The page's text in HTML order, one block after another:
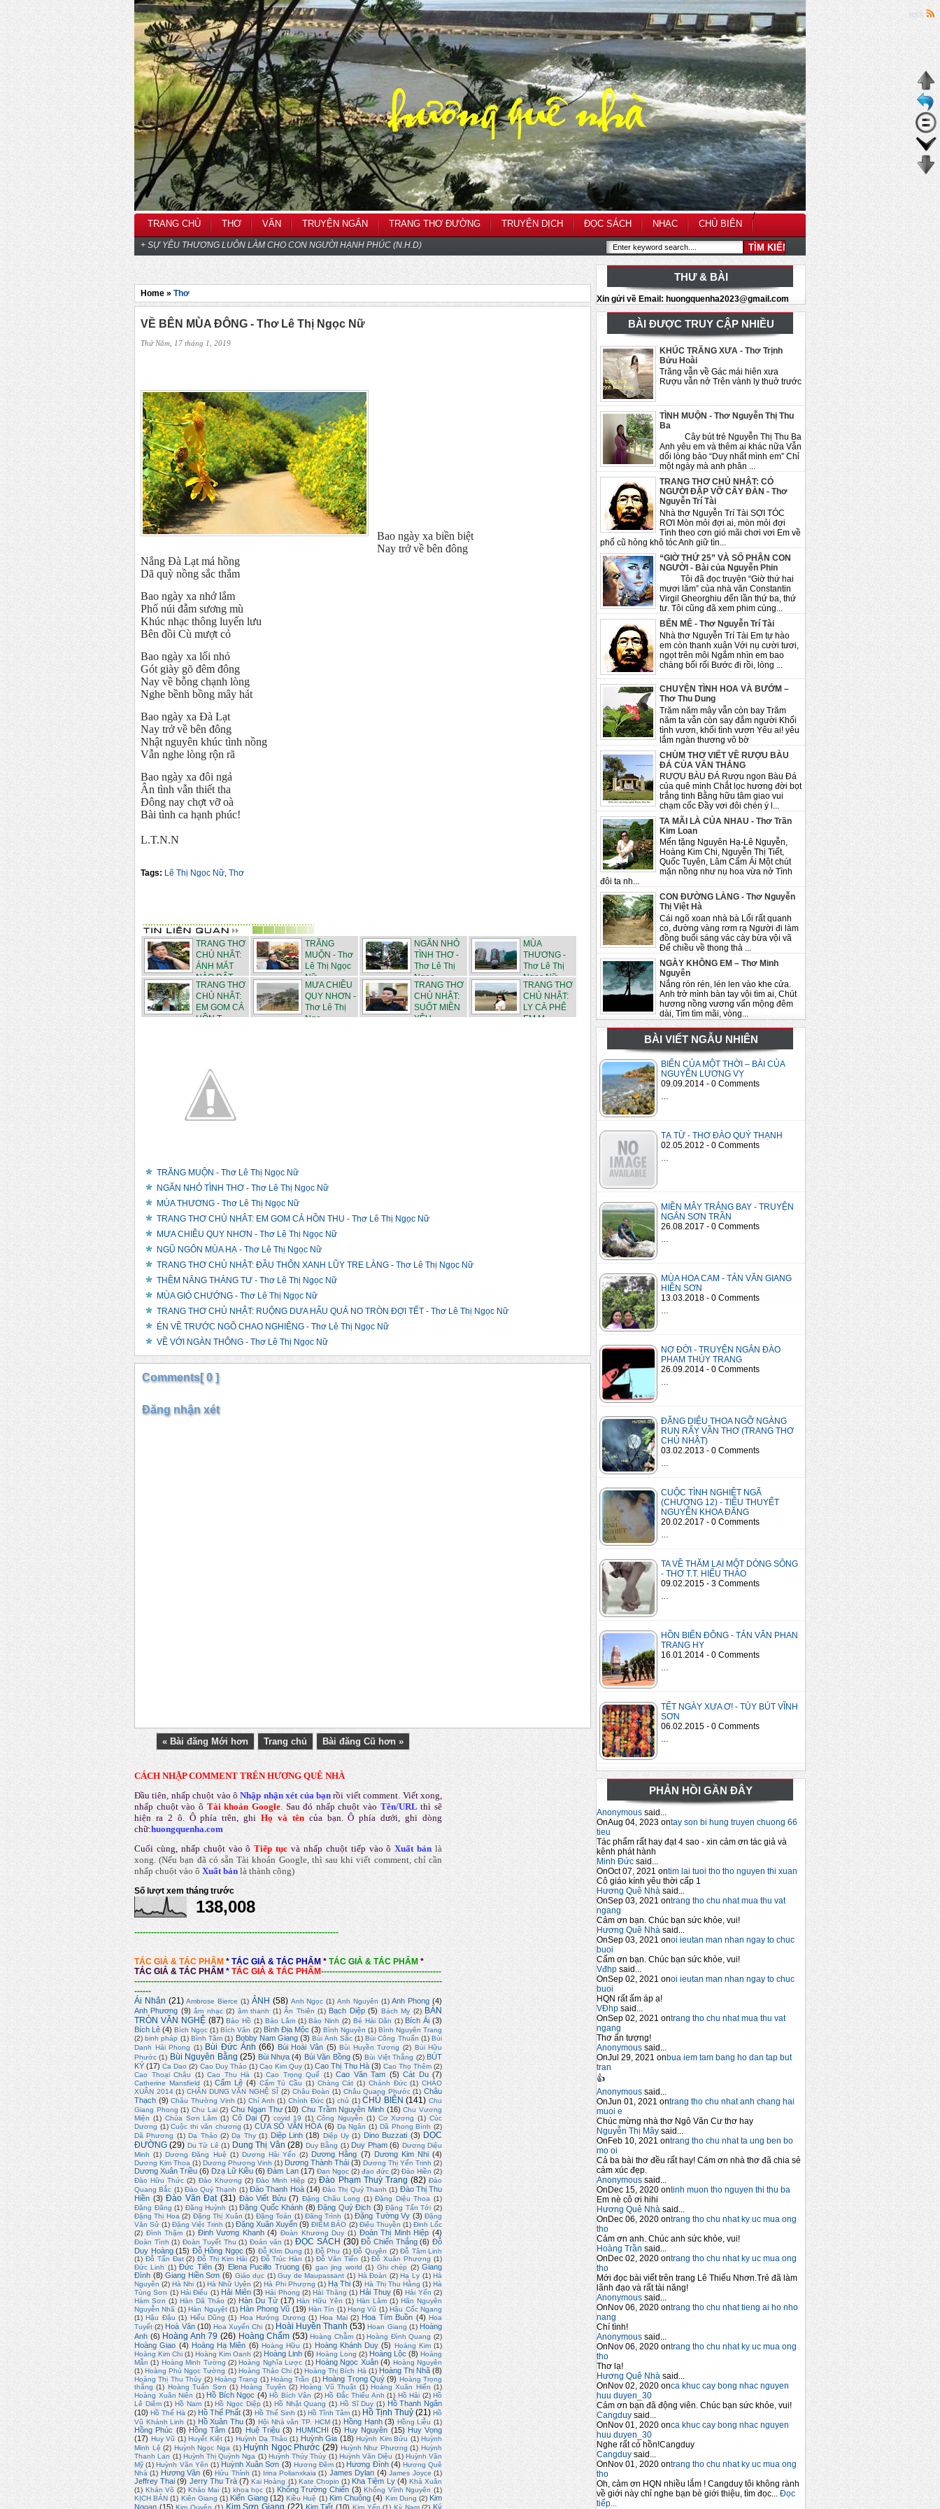
TRANG CHỦ THƠ VĂN TRUYỆN NGẮN TRANG THƠ ĐƯỜNG TRUYỆN DỊCH
/
ĐỌC SÁCH NHẠC CHỦ BIÊN
+ SỰ YÊU THƯƠNG LUÔN LÀM CHO CON NGƯỜI HẠNH PHÚC (N.H.D)
RSS
THƯ & BÀI
Xin gửi về Email: huongquenha2023@gmail.com
BÀI ĐƯỢC TRUY CẬP NHIỀU
KHÚC TRĂNG XƯA - Thơ Trịnh
Bửu Hoài
Trăng vẫn về Gác mái hiên xưa
Rượu vẫn nở Trên vành ly thuở trước
TÌNH MUỘN - Thơ Nguyễn Thị Thu
Ba
Cây bút trẻ Nguyễn Thị Thu Ba
Anh yêu em và thêm ai khác nữa Vẫn
dối lòng bảo “Duy nhất mình em” Chỉ
một ngày mà anh phân ...
TRANG THƠ CHỦ NHẬT: CÓ
NGƯỜI ĐẬP VỠ CÂY ĐÀN - Thơ
Nguyễn Trí Tài
Nhà thơ Nguyễn Trí Tài SỢI TÓC
RƠI Mòn mỏi đợi ai, mòn mỏi đợi
Tình theo cơn gió mãi chơi vơi Em về
phố cũ hỏng khô tóc Anh giữ tìn...
“GIỜ THỨ 25” VÀ SỐ PHẬN CON
NGƯỜI - Bài của Nguyễn Phin
Tôi đã đọc truyện “Giờ thứ hai
mươi lăm” của nhà văn Constantin
Virgil Gheorghiu đến lần thứ ba, thứ
tư. Tôi cũng đã xem phim cùng...
BẾN MÊ - Thơ Nguyễn Trí Tài
Nhà thơ Nguyễn Trí Tài Em tự hào
em còn thanh xuân Với nụ cười tươi,
ngọt trên môi Ngắm nhìn em bao
chàng bối rối Bước đi rồi, lòng ...
CHUYỆN TÌNH HOA VÀ BƯỚM –
Thơ Thu Dung
Trăm năm mây vẫn còn bay Trăm
năm ta vẫn còn say đắm người Khối
tình vươn, khối tình vươn Yêu ai! yêu
lắm ngàn thương vô bờ
CHÙM THƠ VIẾT VỀ RƯỢU BÀU
ĐÁ CỦA VĂN THẮNG
RƯỢU BÀU ĐÁ Rượu ngon Bàu Đá
của quê mình Chắt lọc hương đời bọt
trắng tinh Bằng hữu tâm giao vui
chạm cốc Đầy vơi đôi chén ý l...
TA MÃI LÀ CỦA NHAU - Thơ Trần
Kim Loan
Mến tặng Nguyên Hạ-Lê Nguyễn,
Hoàng Kim Chi, Nguyễn Thị Tiết,
Quốc Tuyên, Lâm Cẩm Ái Một chút
mặn nồng như nụ hoa vừa nở Tình
đôi ta nh...
CON ĐƯỜNG LÀNG - Thơ Nguyễn
Thị Việt Hà
Cái ngõ xoan nhà bà Lối rất quanh
co, đường vàng rơm rạ Người đi làm
đồng buổi sáng vác cày bừa vội vã
Để chiều về thong thả ...
NGÀY KHÔNG EM – Thơ Minh
Nguyên
Nắng rón rén, lén len vào khe cửa.
Anh trở mình bàn tay vội tìm ai, Chút
hương nồng vương vấn mộng đêm
dài, Tìm tìm mãi, vòng...
BÀI VIẾT NGẪU NHIÊN
BIỂN CỦA MỘT THỜI – BÀI CỦA
NGUYỄN LƯƠNG VỴ
09.09.2014 - 0 Comments
TẠ TỪ - THƠ ĐÀO QUÝ THẠNH
02.05.2012 - 0 Comments
MIỀN MÂY TRẮNG BAY - TRUYỆN
NGẮN SƠN TRẦN
26.08.2017 - 0 Comments
MÙA HOA CAM - TẢN VĂN GIANG
HIỀN SƠN
13.03.2018 - 0 Comments
NỢ ĐỜI - TRUYỆN NGẮN ĐÀO
PHẠM THÙY TRANG
26.09.2014 - 0 Comments
ĐẶNG DIỆU THOA NGỠ NGÀNG
RUN RẨY VẦN THƠ (TRANG THƠ
CHỦ NHẬT)
03.02.2013 - 0 Comments
CUỘC TÌNH NGHIỆT NGÃ
(CHƯƠNG 12) - TIỂU THUYẾT
NGUYỄN KHOA ĐĂNG
20.02.2017 - 0 Comments
TA VỀ THĂM LẠI MỘT DÒNG SÔNG
- THƠ T.T. HIẾU THẢO
09.02.2015 - 3 Comments
HỒN BIỂN ĐÔNG - TẢN VĂN PHAN
TRANG HY
16.01.2014 - 0 Comments
TẾT NGÀY XƯA Ơ! - TÙY BÚT VĨNH
SƠN
06.02.2015 - 0 Comments
PHẢN HỒI GẦN ĐÂY
Anonymous said...
OnAug 04, 2023 ontay son bi hung truyen chuong 66
tieu
Tác phẩm rất hay đạt 4 sao - xin cảm ơn tác giả và
kênh phát hành
Minh Đức said...
OnOct 07, 2021 ontim lai tuoi tho tho nguyen thi xuan
Cô giáo kính yêu thời cấp 1
Hương Quê Nhà said...
OnSep 03, 2021 ontrang tho chu nhat mua thu vat
ngang
Cảm ơn bạn. Chúc bạn sức khỏe, vui!
Hương Quê Nhà said...
OnSep 03, 2021 onoi ieutan man nhan ngay to chuc
buoi
Cẩm ơn bạn. Chúc bạn sức khỏe, vui!
Vđhp said...
OnSep 02, 2021 onoi ieutan man nhan ngay to chuc
buoi
HQN rất ấm áp ạ!
VĐhp said...
OnSep 02, 2021 ontrang tho chu nhat mua thu vat
ngang
Thơ ấn tượng!
Anonymous said...
OnJul 29, 2021 onbua iem tam bang ho dan tap but
tran
👍
Anonymous said...
OnJun 01, 2021 ontrang tho chu nhat anh chang hai
muoi e
Chúc mừng nhà thơ Ngô Văn Cư thơ hay
Nguyễn Thị Mây said...
OnFeb 10, 2021 ontrang tho chu nhat ta ung ben bo
mo oi
Cả ba bài thơ đều rất hay! Cám ơn nhà thơ đã chia sẻ
cảm xúc đẹp.
Anonymous said...
OnDec 15, 2020 ontinh muon tho nguyen thi thu ba
Em nè cô ơi hihi
Hương Quê Nhà said...
OnDec 06, 2020 ontrang tho chu nhat ky uc mua ong
tho
Cảm ơn anh. Chúc anh sức khỏe, vui!
Hoàng Trần said...
OnDec 02, 2020 ontrang tho chu nhat ky uc mua ong
tho
Mới đọc bài viết trên trang Lê Thiếu Nhơn.Trẻ đã làm
lãnh đạo và rất tài năng!
Anonymous said...
OnNov 06, 2020 ontrang tho chu nhat tieng ai ho nho
nang
Chí tình!
Anonymous said...
OnNov 06, 2020 ontrang tho chu nhat ky uc mua ong
tho
Thơ lạ!
Hương Quê Nhà said...
OnNov 02, 2020 onca khuc cay bong nhac nguyen
huu duyen_30
Cảm ơn bạn đã động viên. Chúc bạn sức khỏe, vui!
Cangduy said...
OnNov 01, 2020 onca khuc cay bong nhac nguyen
huu duyen_30
Nghe rất có hồn!Cangduy
Cangduy said...
OnNov 01, 2020 ontrang tho chu nhat ky uc mua ong
tho
Oh, cảm ơn HQN nhiều lắm ! Cangduy tôi không rành
về giới này chỉ nghe bạn bè giới thiệu, tìm đọc... Đọc
tiếp...
Home » Thơ
VỀ BÊN MÙA ĐÔNG - Thơ Lê Thị Ngọc Nữ
Thứ Năm, 17 tháng 1, 2019
Bao ngày xa biền biệt
Nay trở về bên đông
Nắng Đà Lạt má hồng
Dã quỳ nồng sắc thắm
Bao ngày xa nhớ lắm
Phố núi đẫm sương mù
Khúc nhạc thông luyến lưu
Bên đồi Cù mượt cỏ
Bao ngày xa lối nhỏ
Gót giày gõ đêm đông
Nay về bỗng chạnh lòng
Nghe bềnh bồng mây hát
Bao ngày xa Đà Lạt
Nay trở về bên đông
Nhật nguyên khúc tình nồng
Vẫn nghe lòng rộn rã
Bao ngày xa đôi ngả
Ân tình vẫn thiết tha
Đông nay chợt vỡ oà
Bài tình ca hạnh phúc!
L.T.N.N
Tags: Lê Thị Ngọc Nữ, Thơ
TRANG THƠ
CHỦ NHÂT:
ÁNH MẮT
NÀO RẤT...
TRĂNG
MUỘN - Thơ
Lê Thị Ngọc
Nữ
NGĂN NHỎ
TÌNH THƠ -
Thơ Lê Thị
Ngọc...
MÙA
THƯƠNG -
Thơ Lê Thị
Ngọc Nữ
TRANG THƠ
CHỦ NHÂT:
EM GOM CẢ
HỒN T...
MƯA CHIỀU
QUY NHƠN -
Thơ Lê Thị
Ngọ...
TRANG THƠ
CHỦ NHẬT:
SUỐT MIỀN
YÊU -...
TRANG THƠ
CHỦ NHẬT:
LY CÀ PHÊ
EM M...
TRĂNG MUỘN - Thơ Lê Thị Ngọc Nữ
NGĂN NHỎ TÌNH THƠ - Thơ Lê Thị Ngọc Nữ
MÙA THƯƠNG - Thơ Lê Thị Ngọc Nữ
TRANG THƠ CHỦ NHÂT: EM GOM CẢ HỒN THU - Thơ Lê Thị Ngọc Nữ
MƯA CHIỀU QUY NHƠN - Thơ Lê Thị Ngọc Nữ
NGŨ NGÔN MÙA HẠ - Thơ Lê Thị Ngọc Nữ
TRANG THƠ CHỦ NHẬT: ĐẦU THÔN XANH LŨY TRE LÀNG - Thơ Lê Thị Ngọc Nữ
THỀM NẮNG THÁNG TƯ - Thơ Lê Thị Ngọc Nữ
MÙA GIÓ CHƯỚNG - Thơ Lê Thị Ngọc Nữ
TRANG THƠ CHỦ NHẬT: RUỘNG DƯA HẤU QUẢ NO TRÒN ĐỢI TẾT - Thơ Lê Thị Ngọc Nữ
ÉN VỀ TRƯỚC NGÕ CHAO NGHIÊNG - Thơ Lê Thị Ngọc Nữ
VỀ VỚI NGÀN THÔNG - Thơ Lê Thị Ngọc Nữ
Comments[ 0 ]
Đăng nhận xét
« Bài đăng Mới hơn Trang chủ Bài đăng Cũ hơn »
CÁCH NHẬP COMMENT TRÊN HƯƠNG QUÊ NHÀ
Đầu tiên, nhấp chuột vào ô Nhập nhận xét của bạn rồi viết comment. Viết xong,
nhấp chuột vào ô Tài khoản Google. Sau đó nhấp chuột vào Tên/URL thì sẽ
hiện ra 2 ô. Ô phía trên, ghiHọ và tên của bạn. Ô phía dưới, ghi dòng
chữ:huongquenha.com
Cuối cùng, nhấp chuột vào ô Tiếp tục và nhấp chuột tiếp vào ôXuất bản là
xong.(Nếu bạn đã có sẵn Tài khoản Google, thì sau khi viết comment, chỉ cần
nhấp chuột vào ô Xuất bản là thành công)
Số lượt xem tháng trước
138,008
-------------------------------------------------------------------------
TÁC GIẢ & TÁC PHẨM * TÁC GIẢ & TÁC PHẨM * TÁC GIẢ & TÁC PHẨM *
TÁC GIẢ & TÁC PHẨM * TÁC GIẢ & TÁC PHẨM-------------------------------------------
--------------------------------------------------------------------------------------------------------------
------
Ái Nhân (21) Ambrose Bierce (1) ẢNH (58) Anh Ngọc (1) Anh Nguyên (1) Anh Phong (4)
Anh Phương (9) âm nhạc (2) âm thanh (1) Ân Thiên (1) Bạch Diệp (5) Bách Mỵ (2) BÀN
TRÒN VĂN NGHỆ (87) Bảo Hồ (1) Bảo Lâm (1) Bảo Ninh (2) Bé Hải Dân (1) Bích Ái (3)
Bích Lê (4) Bích Ngọc (1) Bích Vân (2) Bình Địa Mộc (3) Bình Nguyên (1) Bình Nguyên Trang
(2) binh pháp (1) Bình Tâm (1) Bobby Nam Giang (3) Bùi Anh Sắc (1) Bùi Công Thuấn (1) Bùi
Danh Hải Phong (1) Bùi Đức Ánh (66) Bùi Hoài Vân (5) Bùi Huyền Tương (2) Bùi Hữu
Phước (1) Bùi Nguyên Bằng (25) Bùi Nhựa (4) Bùi Văn Bồng (5) Bùi Việt Thắng (2) BÚT
KÝ (17) Ca Dao (2) Cao Duy Thảo (1) Cao Kim Quy (1) Cao Thị Thu Hà (3) Cao Thọ Thêm (2)
Cao Thoại Châu
(1) Cao Thu Hà (1) Cao Trọng Quế (1) Cao Văn Tam (5) Cát Du (7)
Catherine Mansfield (1) Cẩm Lệ (4) Cẩm Tú Cầu (1) Chàng Cát (1) Chánh Đức (1) CHÀO
XUÂN 2014 (1) CHÂN DUNG VĂN NGHỆ SĨ (2) Châu Đoàn (1) Châu Quang Phước (1) Châu
Thạch (9) Châu Thường Vinh (1) Chí Anh (1) Chính Đức (1) chủ (1) CHỦ BIÊN (141) Chu
Giang Phong (1) Chu Lai (2) Chu Ngạn Thư (10) Chu Trầm Nguyên Minh (16) Chu Vương
Miện (1) Chúa Sơn Lâm (1) Cỏ Dại (7) covid 19 (1) Công Nguyễn (1) Cơ Xương (1) Cúc
Dương (1) Cuộc thi văn chương (1) CỬA SỔ VĂN HÓA (6) Dạ Ngân (1) Dã Phong Bình (2)
Dã Phương (1) Dạ Thảo (2) Dạ Thy (1) Diệp Linh (18) Diệp Uy (1) Dino Buzzati (3) DỌC
ĐƯỜNG (29) Du Tử Lê (1) Dung Thị Vân (28) Duy Bằng (1) Duy Phạm (6) Dương Diệu
Minh (1) Dương Đăng Huệ (1) Dương Hải Yến (2) Dương Hằng (7) Dương Kim Nhi (4)
Dương Kim Thoa (1) Dương Phương Vinh (1) Dương Thành Thái (3) Dương Thị Yến Trinh (2)
Dương Xuân Triều (6) Dzạ Lữ Kiều (6) Đàm Lan (17) Đan Ngọc (2) đạo đức (2) Đào Hiền (2)
Đào Hữu Thức (2) Đào Khương (2) Đào Minh Hiệp (2) Đào Phạm Thuỳ Trang (82) Đào
Quang Bắc (1) Đào Quý Thạnh (1) Đào Thanh Hoà (14) Đào Thị Quý Thanh (1) Đào Thị Thu
Hiền (3) Đào Văn Đạt (31) Đào Viết Bửu (7) Đặng Châu Long (1) Đặng Diệu Thoa (1)
Đăng Đăng (1) Đăng Huỳnh (1) Đặng Quốc Khánh (8) Đặng Quý Địch (3) Đặng Tấn Tới (2)
Đặng Thị Hoa (2) Đặng Thị Xuân (1) Đặng Toán (1) Đăng Trình (1) Đặng Tường Vy (3) Đặng
Văn Sử (1) Đặng Việt Trinh (1) Đặng Xuân Xuyến (9) ĐIỂM BÁO (2) Điêu Thuyền (1) Đinh Lốc
(2) Đình Thậm (1) Đinh Vương Khanh (4) Đoàn Khương Duy (1) Đoàn Thị Minh Hiệp (4)
Đoàn Tình (1) Đoàn Tuyết Thu (1) Đoản văn (1) ĐỌC SÁCH (30) Đỗ Chiến Thắng (6) Đỗ
Duy Hoàng (15) Đỗ Hồng Ngọc (5) Đỗ KIm Dung (1) Đỗ Phu (1) Đỗ Quyên (2) Đỗ Tâm Linh
(1) Đỗ Tấn Đạt (2) Đỗ Thị Kim Hải (2) Đỗ Trúc Hàn (1) Đỗ Văn Tiến (1) Đỗ Xuân Phương (1)
Đức Linh (1) Đức Tiên (3) Elena Pucillo Truong (6) gan jing world (1) Ghi chép (2) Giang
Đình (8) Giang Hiền Sơn (6) Giáo dục (1) Guy de Maupassant (1) Hà Đoàn (2) Hạ Ly (1) Hà
Nguyên (2) Hà Nhi (1) Hà Nhữ Uyên (2) Hà Phi Phượng (1) Hạ Thi (3) Hà Thị Thu Hằng (1) Hà
Tùng Sơn (1) Hải Điểu (1) Hải Miên (3) Hải Phong (2) Hải Thăng (1) Hải Thuỵ (6) Hải Yến (2)
Hàm Sơn (1) Hàn Dã Thảo (2) Hàn Du Tử (17) Hàn Hữu Yên (1) Hàn Lâm (1) Hãn Nguyên
Nguyễn Nhã (1) Hàn Nguyệt (1) Hàn Phong Vũ (19) Hàn Tín (1) Hạng Vũ (1) Hậu Cốc Ngang
(1) Hậu Đậu (1) Hiếu Dũng (1) Hoa Hướng Dương (1) Hoa Mai (2) Hoa Tím Buồn (4) Hoa
Tuyết (2) Hoà Văn (10) Hoa Xuyến Chi (1) Hoài Huyền Thanh (53) Hoan Giang (1) Hoàng
Anh (6) Hoàng Anh 79 (26) Hoàng Chẩm (53) Hoàng Chẫm (1) Hoàng Đình Quang (2)
Hoàng Giao (4) Hoàng Hạ Miên (6) Hoàng Hữu (1) Hoàng Khánh Duy (5) Hoàng Kim (1)
Hoàng Kim Chi (1) Hoàng Kim Oanh (2) Hoàng Linh (6) Hoàng Long (2) Hoàng Lộc (8) Hoàng
Mẫn (1) Hoàng Minh Tường (2) Hoàng Nghĩa Lược (1) Hoàng Ngọc Xuân (4) Hoàng Nguyên
(1) Hoàng Phủ Ngọc Tường (1) Hoàng Thảo Chi (1) Hoàng Thị Bích Hà (1) Hoàng Thị Nhã (8)
Hoàng Thị Thu Thủy (2) Hoàng Trang (1) Hoàng Trần (1) Hoàng Trọng Quý (9) Hoàng Trọng
thắng (1) Hoàng Tuấn Sơn (1) Hoàng Tuyên (2) Hoàng Vũ Thuật (1) Hoàng Xuân Hiến (1)
Hoàng Xuân Niên (1) Hồ Bích Ngọc (4) Hồ Bích Vân (2) Hồ Đắc Thiếu Anh (1) Hồ Hải (2) Hồ
Lê Diêm (1) Hồ Nam (1) Hồ Ngọc Diệp (1) Hồ Nhật Quang (1) Hồ Sĩ Duy (1) Hồ Thanh Ngân
(10) Hồ Thế Hà (2) Hồ Thế Phất (3) Hồ Thế Sinh (1) Hồ Tĩnh Tâm (1) Hồ Tịnh Thuỷ (21) Hồ
Vũ Khánh Linh (1) Hồ Xuân Thu (3) Hội Nhà văn TP. HCM (1) Hồng Hạnh (3) Hồng Liễu (1)
Hồng Phúc (8) Hồng Tâm (10) Huệ Triệu (3) HUMICHI (5) Huy Nguyên (15) Huy Vọng
(17) Huy Vũ (1) Huyết Kiệt (1) Huỳnh Dạ Thảo (1) Huỳnh Gia (18) Huỳnh Kim Bửu (1) Huỳnh
Minh Lệ (2) Huỳnh Ngọc Nga (1) Huỳnh Ngọc Phước (29) Huỳnh Như Phương (1) Huỳnh
Thanh Lan (1) Huỳnh Thị Quỳnh Nga (1) Huỳnh Thúy Thúy (1) Huỳnh Văn Diệu (1) Huỳnh Văn
Mỹ (1) Huỳnh Văn Yên (1) Huỳnh Xuân Sơn (3) Hương Đêm (1) Hương Đình (4) Hương Quê
Nhà (1) Hương Văn (6) Hửu Thỉnh (1) Irina Polianxkaia (1) James Dylan (4) James Joyce (1)
Jeffrey Thai (9) Jerry Thu Trà (7) Kai Hoàng (1) Kate Chopin (1) Kha Tiệm Ly (4) Khả Xuân
(1) Khán Võ (2) Khảo Mai (1) khoa học (1) Khổng Trường Chiến (3) Khổng Vĩnh Nguyên (1)
KỊCH BẢN (1) Kiên Giang (1) Kiến Giang (12) Kiều Huệ (1) Kim Chuông (4) Kim Dung (2) Kim
Ngoan (15) Kim Tiết (10) Ký